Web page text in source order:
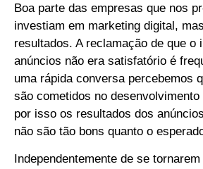
Boa parte das empresas que nos
investiam em marketing digital,
resultados. A reclamação de que o
anúncios não era satisfatório é
uma rápida conversa percebemos
são cometidos no
por isso os resultados dos
não são tão bons quanto o
Independentemente de se